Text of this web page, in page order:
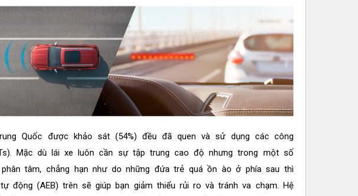
Quốc được khảo sát (54%) đều đã quen và sử dụng các công
Mặc dù lái xe luôn cần sự tập trung cao độ nhưng trong một số
tâm, chẳng hạn như do những đứa trẻ quá ồn ào ở phía sau thì
động (AEB) trên sẽ giúp bạn giảm thiểu rủi ro và tránh va chạm. Hệ